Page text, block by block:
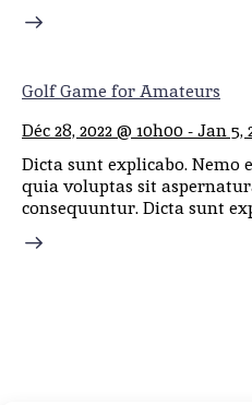
Golf Game for Amateurs
Déc 28, 2022 @ 10h00-Jan 5,
Dicta sunt explicabo.
quia voluptas sit
consequuntur. Dicta sunt